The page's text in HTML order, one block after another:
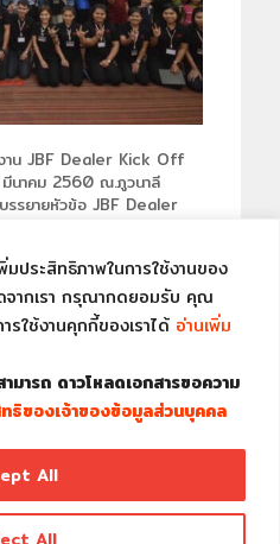
มประสิทธิภาพในการใช้งานของ
จากเรา กรุณากดยอมรับ คุณ
รใช้งานคุกกี้ของเราได้ อ่านเพิ่ม
ารถ ดาวโหลดเอกสารขอความ
ธิของเจ้าของข้อมูลส่วนบุคคล
All
All
าน JBF Dealer Kick Off
นาคม 2560 ณ.ภูวนาลี
รรยายหัวข้อ JBF Dealer
ว์ บิ๊ค เคมิคอล จำกัด,
ณฑ์ยาสัตว์ เจบีเอฟ และ บิ๊ค
นครั้งนี้ได้รับความสนใจเป็น
วประเทศ.
พเพิ่มเติม